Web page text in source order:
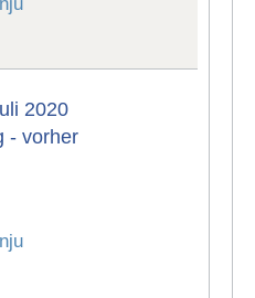
2020
- vorher